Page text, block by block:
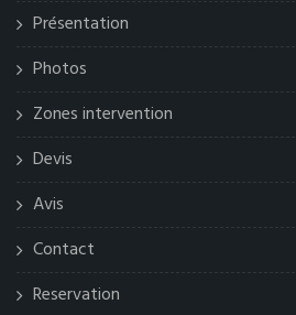
Présentation
Photos
Zones intervention
Devis
Avis
Contact
Reservation